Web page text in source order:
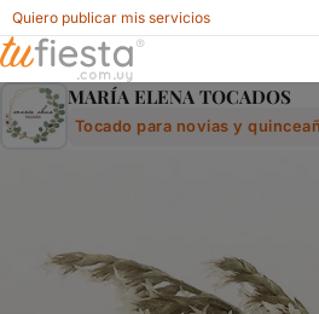
Quiero publicar mis servicios
MarÍa Elena Tocados - Tocado
MARÍA ELENA TOCADOS
Tocado para novias y